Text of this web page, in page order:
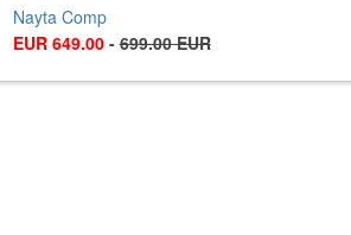
Nayta Comp
EUR 649.00-699.00 EUR